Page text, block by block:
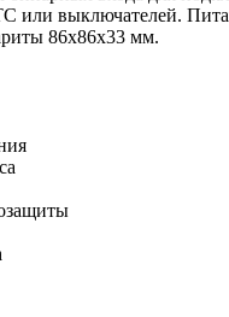
или выключателей.
86x86x33 мм.